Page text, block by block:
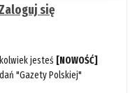
się
jesteś [NOWOŚĆ]
"Gazety Polskiej"